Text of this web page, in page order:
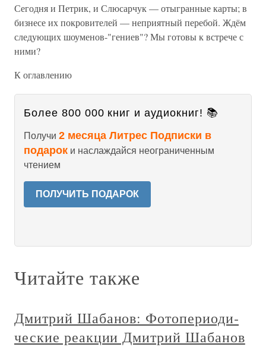
Сегодня и Петрик, и Слюсарчук — отыгранные карты; в
бизнесе их покровителей — неприятный перебой. Ждём
следующих шоуменов-"гениев"? Мы готовы к встрече с
ними?
К оглавлению
Более 800 000 книг и аудиокниг! 📚
Получи 2 месяца Литрес Подписки в
подарок и наслаждайся неограниченным
чтением
ПОЛУЧИТЬ ПОДАРОК
Читайте также
Дмитрий Шабанов: Фото­­периоди­
ческие реакции Дмитрий Шабанов